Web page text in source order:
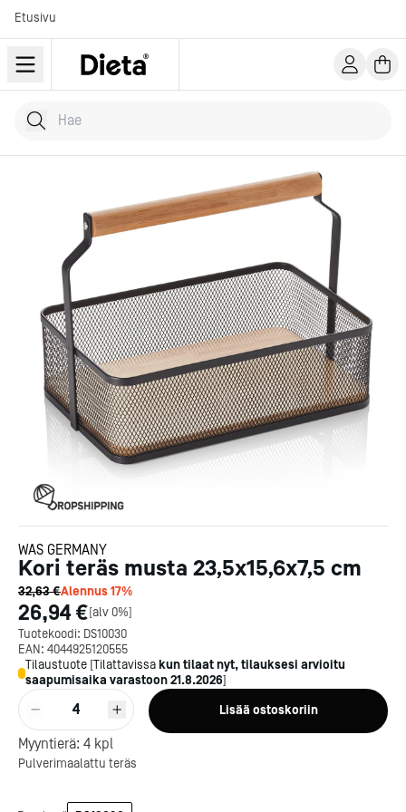
Etusivu
Hae tuotteita
Kirjoita hakusana...
WAS GERMANY
Kori teräs musta 23,5x15,6x7,5 cm
32,63 €Alennus17%
26,94 €[alv 0%]
Tuotekoodi: DS10030
EAN: 4044925120555
Tilaustuote [Tilattavissa kun tilaat nyt, tilauksesi arvioitu
saapumisaika varastoon21.8.2026]
4 Lisää ostoskoriin
Myyntierä: 4 kpl
Pulverimaalattu teräs
Kotipizza on vuonna 1987
300 ravintolaa eri puolella